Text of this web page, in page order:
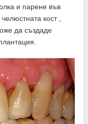
и парене във
кост ,
да създаде